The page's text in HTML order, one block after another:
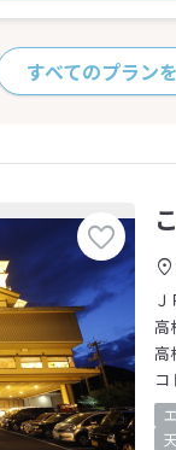
すべてのプラン
高
高
コ